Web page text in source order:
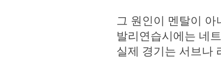
그 원인이 멘탈이 아
발리연습시에는 네
실제 경기는 서브나